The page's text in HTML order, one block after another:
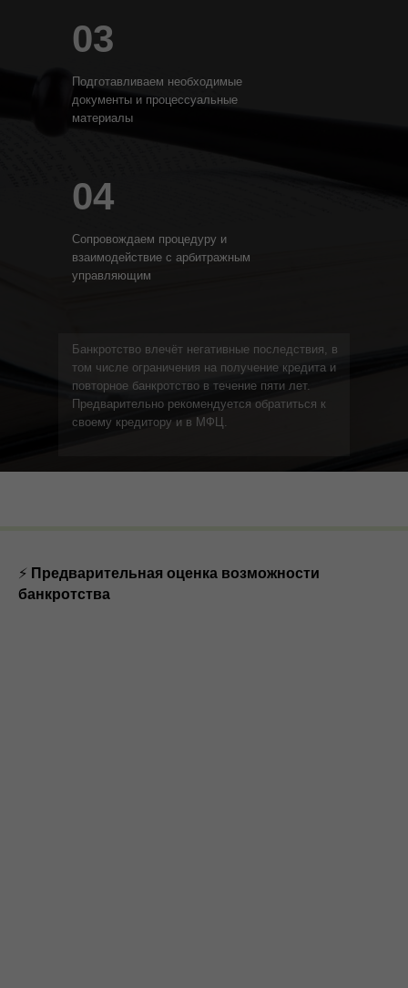
Банкротство влечёт негативные последствия, в
том числе ограничения на получение кредита и
повторное банкротство в течение пяти лет.
Предварительно рекомендуется обратиться к
своему кредитору и в МФЦ.
03
Подготавливаем необходимые
документы и процессуальные
материалы
04
Сопровождаем процедуру и
взаимодействие с арбитражным
управляющим
⚡ Предварительная оценка возможности
банкротства